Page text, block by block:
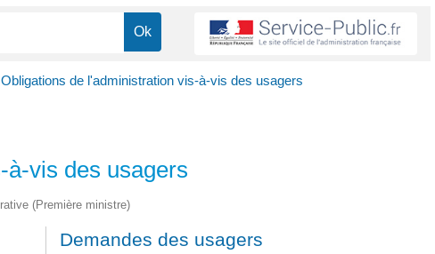
Obligations de l'administration vis-à-vis des usagers
vis des usagers
(Première ministre)
Demandes des usagers